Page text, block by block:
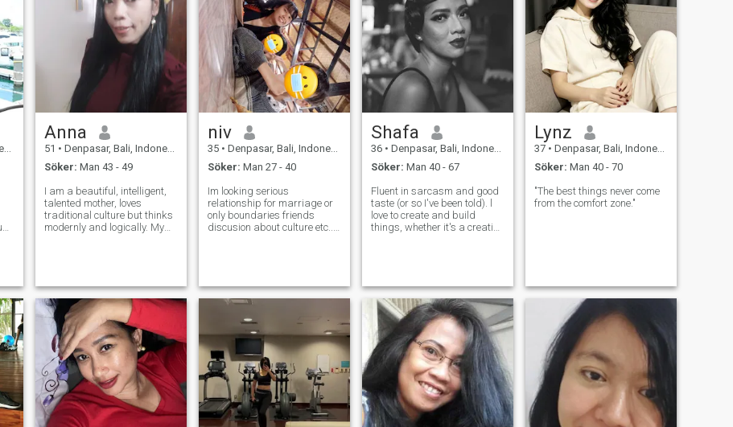
vackra platser runt ön.
Anna
51 • Denpasar, Bali, Indonesien
Söker: Man 43 - 49
I am a beautiful, intelligent,
talented mother, loves
traditional culture but thinks
modernly and logically. My
and alchohol. Healty li
niv
35 • Denpasar, Bali, Indonesien
Söker: Man 27 - 40
Im looking serious
relationship for marriage or
only boundaries friends
discusion about culture etc..
games. I value honesty,
emotional maturi
Shafa
36 • Denpasar, Bali, Indonesien
Söker: Man 40 - 67
Fluent in sarcasm and good
taste (or so I've been told). l
love to create and build
things, whether it's a creative
life is meant to be li
Lynz
37 • Denpasar, Bali, Indonesien
Söker: Man 40 - 70
"The best things never come
from the comfort zone."